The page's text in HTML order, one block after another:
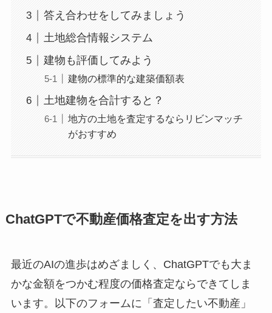
答え合わせをしてみましょう
土地総合情報システム
建物も評価してみよう
建物の標準的な建築価額表
土地建物を合計すると？
地方の土地を査定するならリビンマッチ
がおすすめ
ChatGPTで不動産価格査定を出す方法
最近のAIの進歩はめざましく、ChatGPTでも大ま
かな金額をつかむ程度の価格査定ならできてしま
います。以下のフォームに「査定したい不動産」